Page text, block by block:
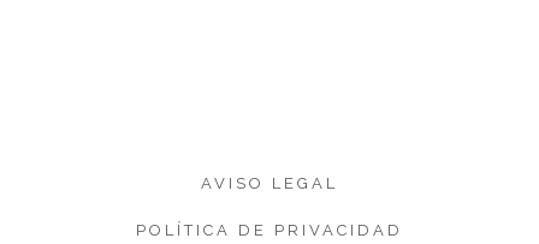
AVISO LEGAL
POLÍTICA DE PRIVACIDAD